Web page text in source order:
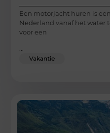
Een motorjacht huren is
Nederland vanaf het water
voor een
Vakantie